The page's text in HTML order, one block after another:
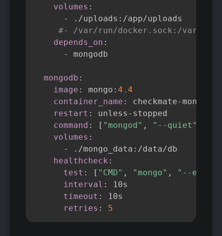
volumes :
-
./uploads : /app/uploads
#- /var/run/docker.sock:/var/run/
depends_on :
-
mongodb
mongodb :
image : mongo : 4.4
container_name : checkmate- mongo
restart : unless - stopped
command : [ "mongod" , "--quiet"
volumes :
-
./mongo_data : /data/db
healthcheck :
test : [ "CMD" , "mongo" , "--eval"
interval :
10s
timeout :
10s
retries : 5